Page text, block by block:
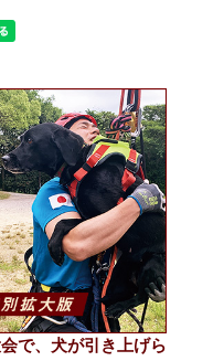
で、⽝が引き上げら